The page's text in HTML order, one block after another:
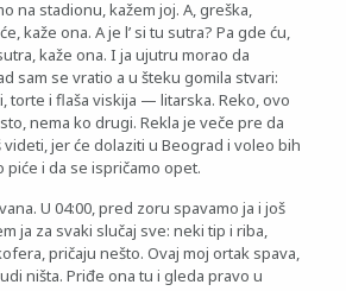
na stadionu, kažem joj. A, greška,
kaže ona. A je l’ si tu sutra? Pa gde ću,
kaže ona. I ja ujutru morao da
sam se vratio a u šteku gomila stvari:
torte i flaša viskija — litarska. Reko, ovo
nema ko drugi. Rekla je veče pre da
jer će dolaziti u Beograd i voleo bih
i da se ispričamo opet.
U 04:00, pred zoru spavamo ja i još
ja za svaki slučaj sve: neki tip i riba,
pričaju nešto. Ovaj moj ortak spava,
ništa. Priđe ona tu i gleda pravo u